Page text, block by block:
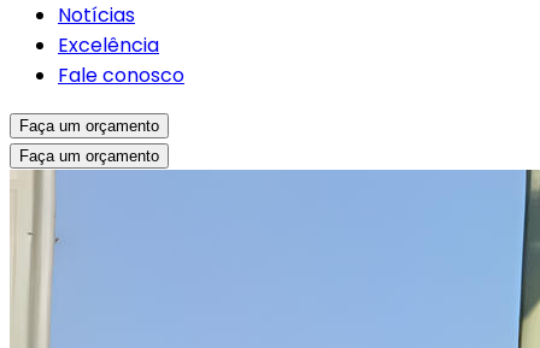
Notícias
Excelência
Fale conosco
Faça um orçamento
Faça um orçamento